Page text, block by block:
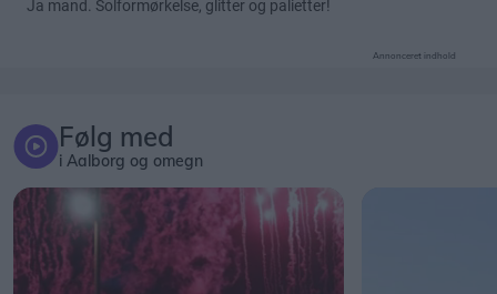
Annonceret indhold
Følg med
i Aalborg og omegn